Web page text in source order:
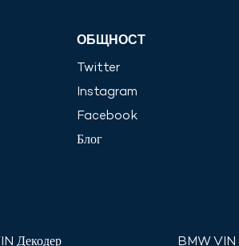
ОБЩНОСТ
Twitter
Instagram
Facebook
Блог
Декодер BMWVIN